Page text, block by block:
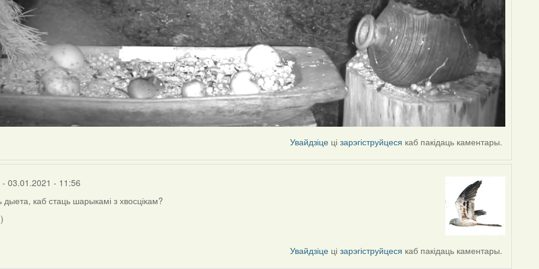
Увайдзіце цізарэгіструйцеся каб пакідаць каментары.
- 03.01.2021 - 11:56
дыета, каб стаць шарыкамі з хвосцікам?
Увайдзіце цізарэгіструйцеся каб пакідаць каментары.